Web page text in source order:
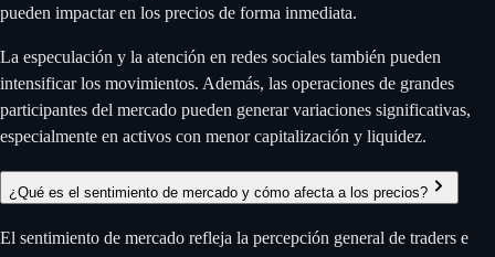
pueden impactar en los precios de forma inmediata.
La especulación y la atención en redes sociales también pueden
intensificar los movimientos. Además, las operaciones de grandes
participantes del mercado pueden generar variaciones significativas,
especialmente en activos con menor capitalización y liquidez.
¿Qué es el sentimiento de mercado y cómo afecta a los precios?
El sentimiento de mercado refleja la percepción general de traders e